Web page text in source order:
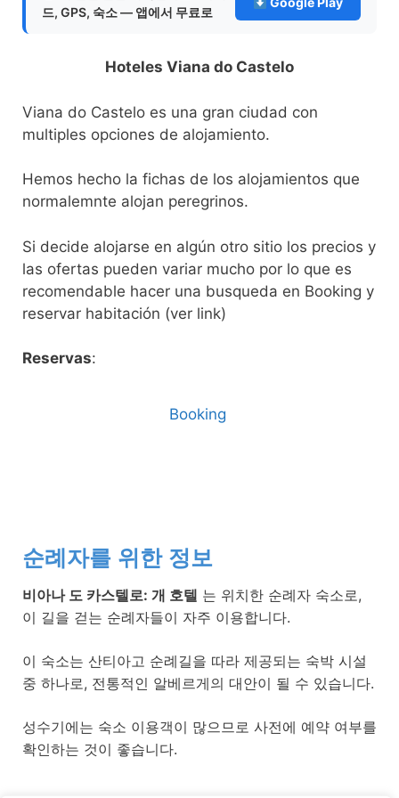
드, GPS, 숙소 — 앱에서 무료로
Hoteles Viana do Castelo
Viana do Castelo es una gran ciudad con
multiples opciones de alojamiento.
Hemos hecho la fichas de los alojamientos que
normalemnte alojan peregrinos.
Si decide alojarse en algún otro sitio los precios y
las ofertas pueden variar mucho por lo que es
recomendable hacer una busqueda en Booking y
reservar habitación (ver link)
Reservas:
Booking
순례자를 위한 정보
비아나 도 카스텔로: 개 호텔 는 위치한 순례자 숙소로,
이 길을 걷는 순례자들이 자주 이용합니다.
이 숙소는 산티아고 순례길을 따라 제공되는 숙박 시설
중 하나로, 전통적인 알베르게의 대안이 될 수 있습니다.
성수기에는 숙소 이용객이 많으므로 사전에 예약 여부를
확인하는 것이 좋습니다.